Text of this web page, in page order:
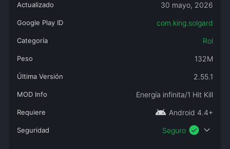
Actualizado 30 mayo, 2026
Google Play ID com.king.solgard
Categoría Rol
Peso 132M
Última Versión 2.55.1
MOD Info Energía infinita/1 Hit Kill
Requiere android Android 4.4+
Seguridad Seguro check_circle expand_more